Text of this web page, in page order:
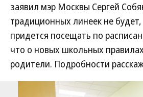
заявил мэр Москвы Сергей
традиционных линеек не
придется посещать по
что о новых школьных
родители. Подробности